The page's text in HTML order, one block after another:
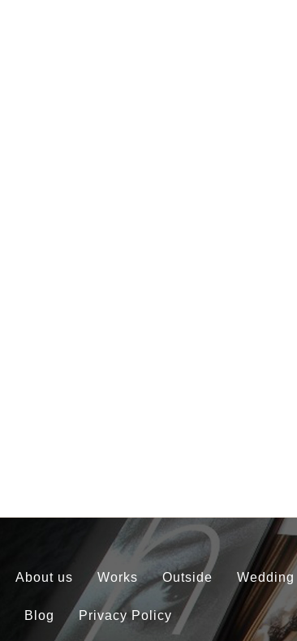
About us Works Outside Wedding
Blog Privacy Policy